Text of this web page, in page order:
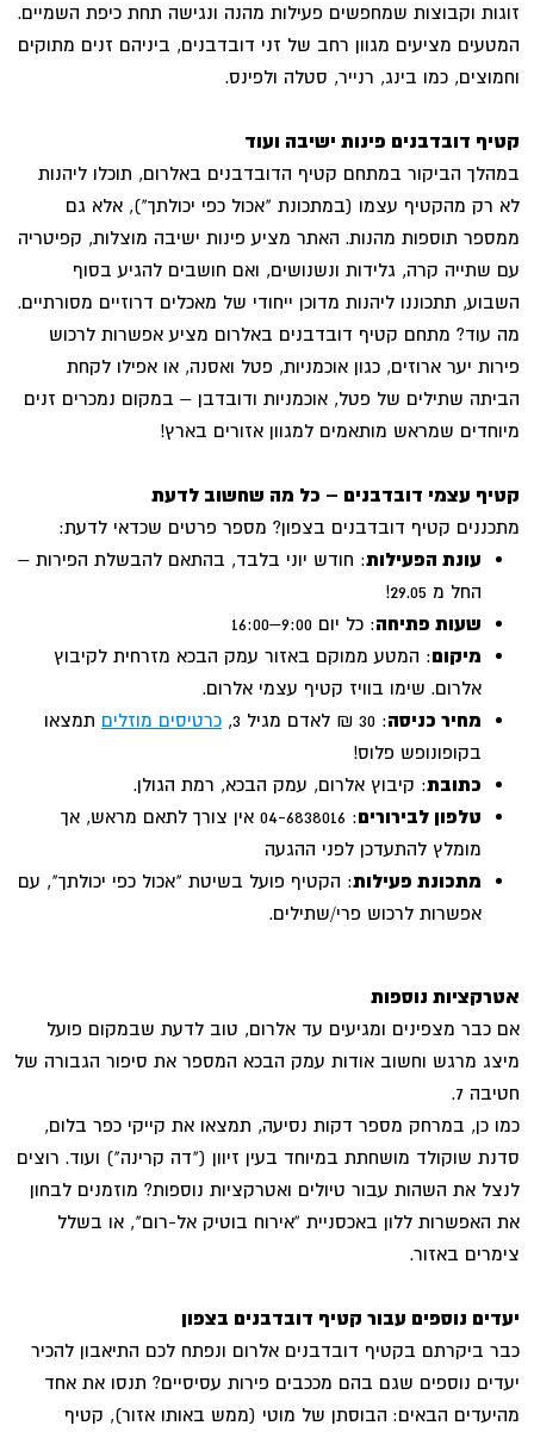
זוגות וקבוצות שמחפשים פעילות מהנה ונגישה תחת כיפת השמיים.
המטעים מציעים מגוון רחב של זני דובדבנים, ביניהם זנים מתוקים
וחמוצים, כמו בינג, רנייר, סטלה ולפינס.
קטיף דובדבנים פינות ישיבה ועוד
במהלך הביקור במתחם קטיף הדובדבנים באלרום, תוכלו ליהנות
לא רק מהקטיף עצמו (במתכונת "אכול כפי יכולתך"), אלא גם
ממספר תוספות מהנות. האתר מציע פינות ישיבה מוצלות, קפיטריה
עם שתייה קרה, גלידות ונשנושים, ואם חושבים להגיע בסוף
השבוע, תתכוננו ליהנות מדוכן ייחודי של מאכלים דרוזיים מסורתיים.
מה עוד? מתחם קטיף דובדבנים באלרום מציע אפשרות לרכוש
פירות יער ארוזים, כגון אוכמניות, פטל ואסנה, או אפילו לקחת
הביתה שתילים של פטל, אוכמניות ודובדבן – במקום נמכרים זנים
מיוחדים שמראש מותאמים למגוון אזורים בארץ!
קטיף עצמי דובדבנים – כל מה שחשוב לדעת
מתכננים קטיף דובדבנים בצפון? מספר פרטים שכדאי לדעת:
עונת הפעילות: חודש יוני בלבד, בהתאם להבשלת הפירות –
החל מ 29.05!
שעות פתיחה: כל יום 9:00–16:00
מיקום: המטע ממוקם באזור עמק הבכא מזרחית לקיבוץ
אלרום. שימו בוויז קטיף עצמי אלרום.
מחיר כניסה: 30 ₪ לאדם מגיל 3, כרטיסים מוזלים תמצאו
בקופונופש פלוס!
כתובת: קיבוץ אלרום, עמק הבכא, רמת הגולן.
טלפון לבירורים
: 04-6838016 אין צורך לתאם מראש, אך
מומלץ להתעדכן לפני ההגעה
מתכונת פעילות: הקטיף פועל בשיטת "אכול כפי יכולתך", עם
אפשרות לרכוש פרי/שתילים.
אטרקציות נוספות
אם כבר מצפינים ומגיעים עד אלרום, טוב לדעת שבמקום פועל
מיצג מרגש וחשוב אודות עמק הבכא המספר את סיפור הגבורה של
חטיבה 7.
כמו כן, במרחק מספר דקות נסיעה, תמצאו את קייקי כפר בלום,
סדנת שוקולד מושחתת במיוחד בעין זיוון ("דה קרינה") ועוד. רוצים
לנצל את השהות עבור טיולים ואטרקציות נוספות? מוזמנים לבחון
את האפשרות ללון באכסניית “אירוח בוטיק אל-רום", או בשלל
צימרים באזור.
יעדים נוספים עבור קטיף דובדבנים בצפון
כבר ביקרתם בקטיף דובדבנים אלרום ונפתח לכם התיאבון להכיר
יעדים נוספים שגם בהם מככבים פירות עסיסיים? תנסו את אחד
מהיעדים הבאים: הבוסתן של מוטי (ממש באותו אזור), קטיף